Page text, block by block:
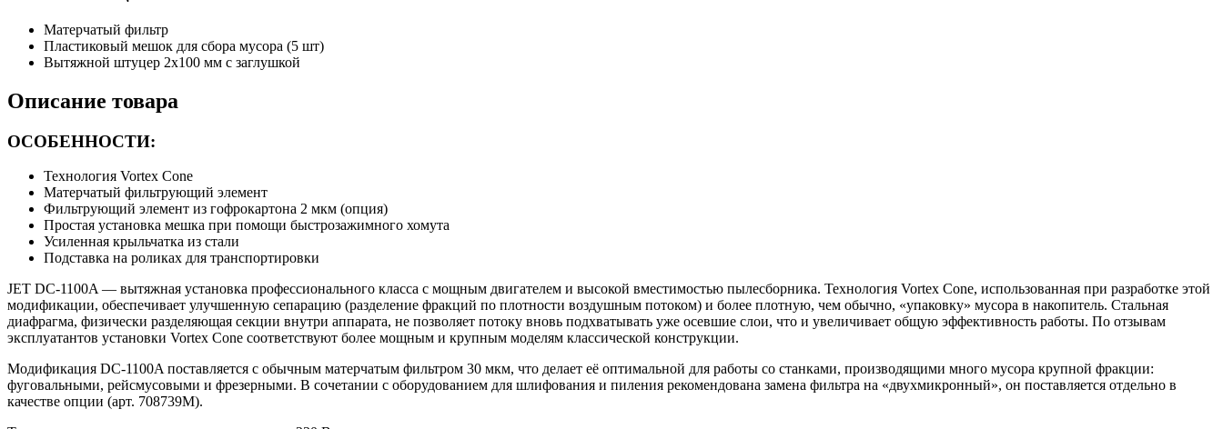
Матерчатый фильтр
Пластиковый мешок для сбора мусора (5 шт)
Вытяжной штуцер 2х100 мм с заглушкой
Описание товара
ОСОБЕННОСТИ:
Технология Vortex Cone
Матерчатый фильтрующий элемент
Фильтрующий элемент из гофрокартона 2 мкм (опция)
Простая установка мешка при помощи быстрозажимного хомута
Усиленная крыльчатка из стали
Подставка на роликах для транспортировки
JET DC-1100A — вытяжная установка профессионального класса с мощным двигателем и высокой вместимостью пылесборника. Технология Vortex Cone, использованная при разработке этой
модификации, обеспечивает улучшенную сепарацию (разделение фракций по плотности воздушным потоком) и более плотную, чем обычно, «упаковку» мусора в накопитель. Стальная
диафрагма, физически разделяющая секции внутри аппарата, не позволяет потоку вновь подхватывать уже осевшие слои, что и увеличивает общую эффективность работы. По отзывам
эксплуатантов установки Vortex Cone соответствуют более мощным и крупным моделям классической конструкции.
Модификация DC-1100A поставляется с обычным матерчатым фильтром 30 мкм, что делает её оптимальной для работы со станками, производящими много мусора крупной фракции:
фуговальными, рейсмусовыми и фрезерными. В сочетании с оборудованием для шлифования и пиления рекомендована замена фильтра на «двухмикронный», он поставляется отдельно в
качестве опции (арт. 708739М).